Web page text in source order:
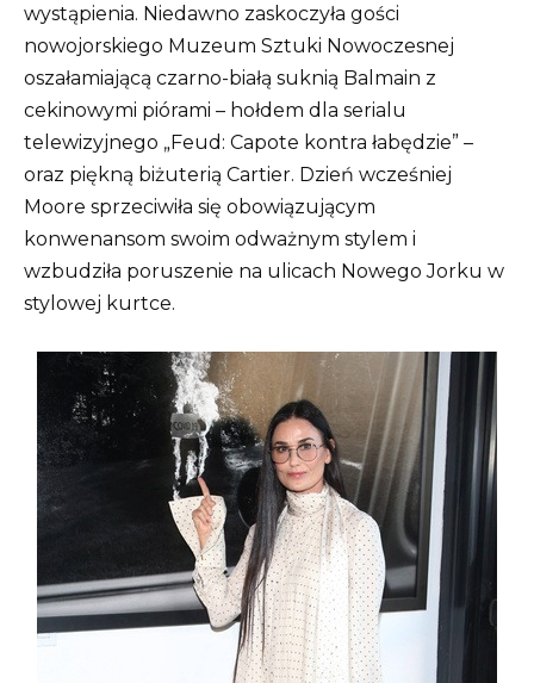
wystąpienia. Niedawno zaskoczyła gości
nowojorskiego Muzeum Sztuki Nowoczesnej
oszałamiającą czarno-białą suknią Balmain z
cekinowymi piórami – hołdem dla serialu
telewizyjnego „Feud: Capote kontra łabędzie” –
oraz piękną biżuterią Cartier. Dzień wcześniej
Moore sprzeciwiła się obowiązującym
konwenansom swoim odważnym stylem i
wzbudziła poruszenie na ulicach Nowego Jorku w
stylowej kurtce.